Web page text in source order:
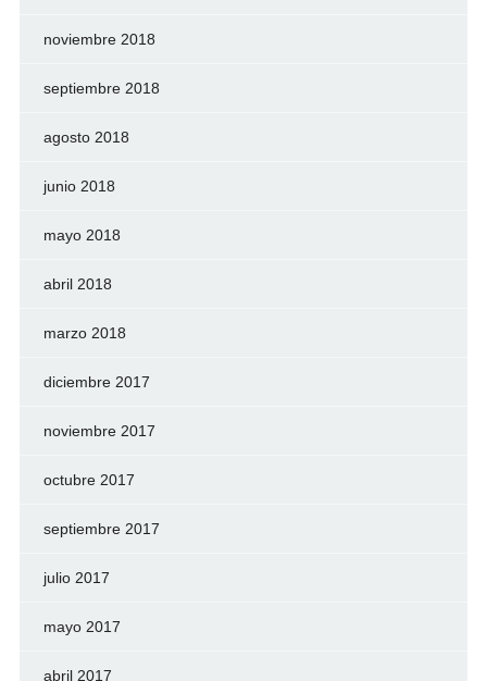
noviembre 2018
septiembre 2018
agosto 2018
junio 2018
mayo 2018
abril 2018
marzo 2018
diciembre 2017
noviembre 2017
octubre 2017
septiembre 2017
julio 2017
mayo 2017
abril 2017